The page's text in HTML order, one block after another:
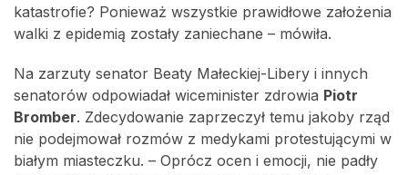
katastrofie? Ponieważ wszystkie prawidłowe założenia
walki z epidemią zostały zaniechane – mówiła.
Na zarzuty senator Beaty Małeckiej-Libery i innych
senatorów odpowiadał wiceminister zdrowia Piotr
Bromber. Zdecydowanie zaprzeczył temu jakoby rząd
nie podejmował rozmów z medykami protestującymi w
białym miasteczku. – Oprócz ocen i emocji, nie padły